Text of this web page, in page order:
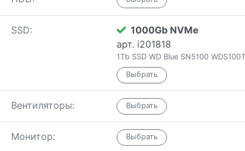
SSD:
1000Gb NVMe
арт. i201818
1Tb SSD WD Blue SN5100
Вентиляторы:
Монитор: